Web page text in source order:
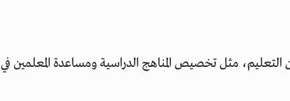
مثل تخصيص المناهج الدراسية ومساعدة المعلمين في